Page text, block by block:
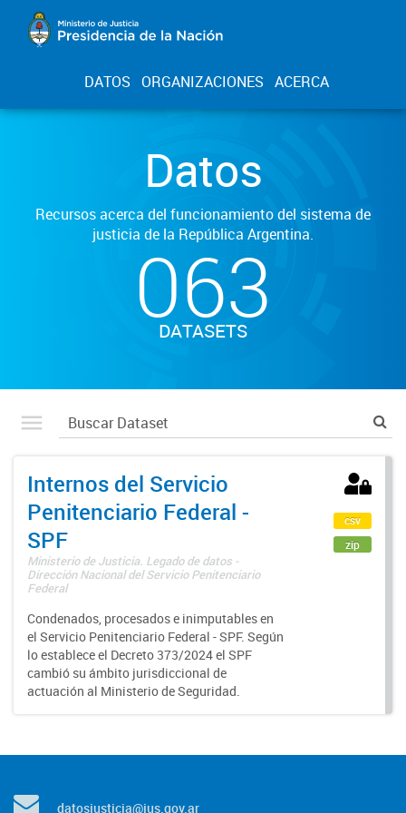
DATOS ORGANIZACIONES ACERCA
Datos
Recursos acerca del funcionamiento del sistema de
justicia de la República Argentina.
063
DATASETS
Internos del Servicio
Penitenciario Federal -
SPF
Ministerio de Justicia. Legado de datos -
Dirección Nacional del Servicio Penitenciario
Federal
Condenados, procesados e inimputables en
el Servicio Penitenciario Federal - SPF. Según
lo establece el Decreto 373/2024 el SPF
cambió su ámbito jurisdiccional de
actuación al Ministerio de Seguridad.
csv
zip
datosjusticia@jus.gov.ar